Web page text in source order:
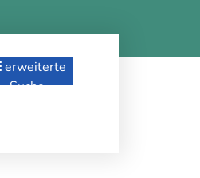
erweiterte
Suche